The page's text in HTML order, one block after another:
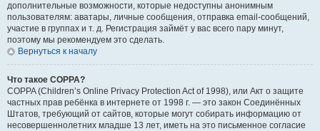
дополнительные возможности, которые недоступны анонимным
пользователям: аватары, личные сообщения, отправка email-сообщений,
участие в группах и т. д. Регистрация займёт у вас всего пару минут,
поэтому мы рекомендуем это сделать.
Вернуться к началу
Что такое COPPA?
COPPA (Children’s Online Privacy Protection Act of 1998), или Акт о защите
частных прав ребёнка в интернете от 1998 г. — это закон Соединённых
Штатов, требующий от сайтов, которые могут собирать информацию от
несовершеннолетних младше 13 лет, иметь на это письменное согласие